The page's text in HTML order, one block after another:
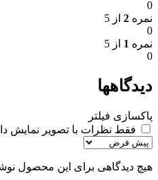
0
نمره 2 از 5
0
نمره 1 از 5
0
دیدگاهها
پاکسازی فیلتر
فقط نظرات با تصویر نمایش
هیچ دیدگاهی برای این محصول